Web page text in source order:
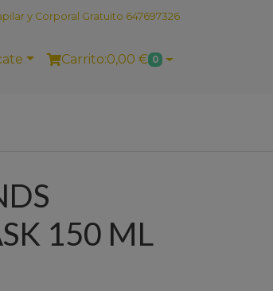
y Corporal Gratuito 647697326
Carrito:0,00 € 0
150 ML